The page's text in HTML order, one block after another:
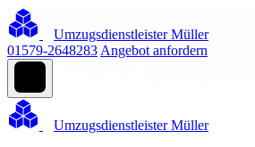
Umzugsdienstleister Müller
01579-2648283 Angebot anfordern
Umzugsdienstleister Müller